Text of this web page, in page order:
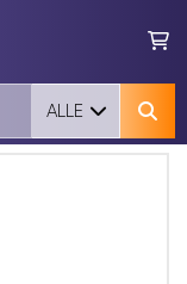
ALLE